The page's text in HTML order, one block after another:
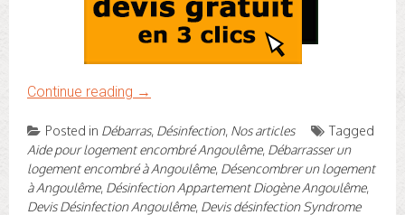
Continue reading →
Posted in Débarras, Désinfection, Nos articles
Tagged
Aide pour logement encombré Angoulême, Débarrasser un
logement encombré à Angoulême, Désencombrer un logement
à Angoulême, Désinfection Appartement Diogène Angoulême,
Devis Désinfection Angoulême, Devis désinfection Syndrome